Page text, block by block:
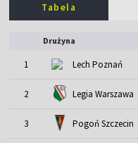
Tabela
Drużyna
1 Lech Poznań
2 Legia Warszawa
3 Pogoń Szczecin